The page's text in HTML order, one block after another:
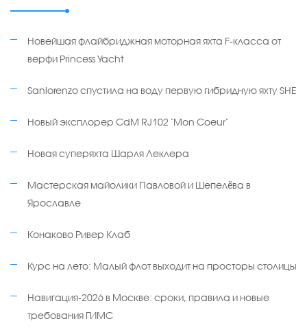
Новейшая флайбриджная моторная яхта F-класса от
верфи Princess Yacht
Sanlorenzo спустила на воду первую гибридную яхту SHE
Новый эксплорер CdM RJ102 "Mon Coeur"
Новая суперяхта Шарля Леклера
Мастерская майолики Павловой и Шепелёва в
Ярославле
Конаково Ривер Клаб
Курс на лето: Малый флот выходит на просторы столицы
Навигация-2026 в Москве: сроки, правила и новые
требования ГИМС